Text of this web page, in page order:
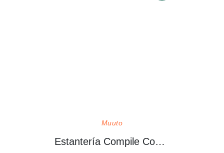
Muuto
Estantería Compile Configuración 3